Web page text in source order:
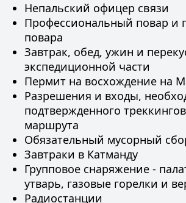
Непальский офицер связи
Профессиональный повар и
повара
Завтрак, обед, ужин и
экспедиционной части
Пермит на восхождение на
Разрешения и входы,
подтвержденного
маршрута
Обязательный мусорный
Завтраки в Катманду
Групповое снаряжение -
утварь, газовые горелки и
Радиостанции